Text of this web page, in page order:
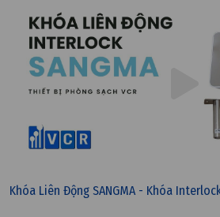
Khóa Liên Động SANGMA - Khóa